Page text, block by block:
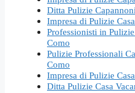
Ditta Pulizie
Impresa di Pulizie
Professionisti in
Como
Pulizie Professionali
Como
Impresa di Pulizie
Ditta Pulizie Casa